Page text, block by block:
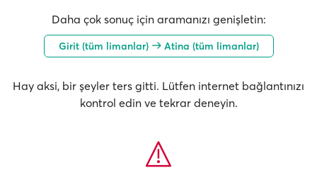
Daha çok sonuç için aramanızı genişletin:
Girit (tüm limanlar) Atina (tüm limanlar)
Hay aksi, bir şeyler ters gitti. Lütfen internet bağlantınızı
kontrol edin ve tekrar deneyin.